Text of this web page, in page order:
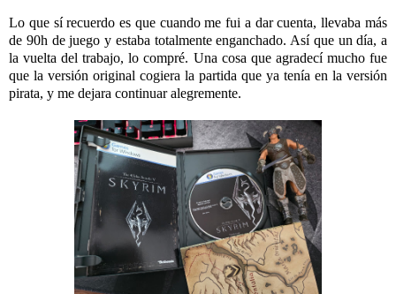
Lo que sí recuerdo es que cuando me fui a dar cuenta, llevaba más
de 90h de juego y estaba totalmente enganchado. Así que un día, a
la vuelta del trabajo, lo compré. Una cosa que agradecí mucho fue
que la versión original cogiera la partida que ya tenía en la versión
pirata, y me dejara continuar alegremente.